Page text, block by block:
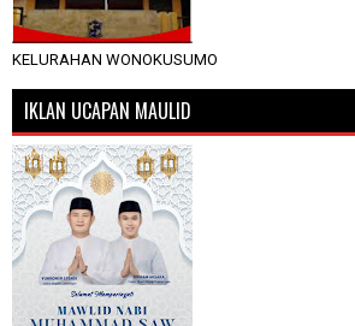
KELURAHAN WONOKUSUMO
IKLAN UCAPAN MAULID